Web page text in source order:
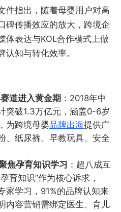
件指出，随着母婴用户对高
碑传播效应的放大，跨境企
体表达与KOL合作模式上做
认知与转化效率。
道进入黄金期 ：2018年中
突破1.3万亿元，涵盖0-6岁
为跨境母婴品牌出海提供广
、纸尿裤、早教玩具、安全
焦孕育知识学习 ：超八成互
育知识”作为核心诉求，
家学习，91%的品牌认知来
容营销需绑定医生、育儿